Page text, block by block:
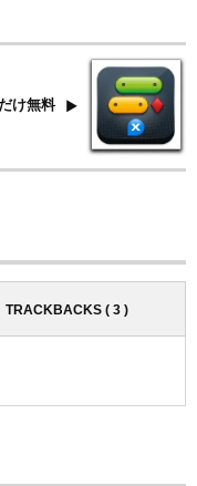
け無料
TRACKBACKS ( 3 )